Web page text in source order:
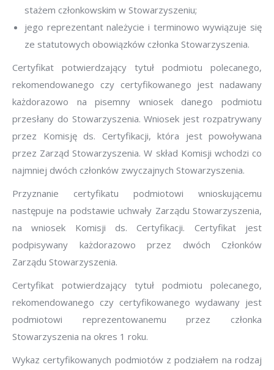
stażem członkowskim w Stowarzyszeniu;
jego reprezentant należycie i terminowo wywiązuje się
ze statutowych obowiązków członka Stowarzyszenia.
Certyfikat potwierdzający tytuł podmiotu polecanego,
rekomendowanego czy certyfikowanego jest nadawany
każdorazowo na pisemny wniosek danego podmiotu
przesłany do Stowarzyszenia. Wniosek jest rozpatrywany
przez Komisję ds. Certyfikacji, która jest powoływana
przez Zarząd Stowarzyszenia. W skład Komisji wchodzi co
najmniej dwóch członków zwyczajnych Stowarzyszenia.
Przyznanie certyfikatu podmiotowi wnioskującemu
następuje na podstawie uchwały Zarządu Stowarzyszenia,
na wniosek Komisji ds. Certyfikacji. Certyfikat jest
podpisywany każdorazowo przez dwóch Członków
Zarządu Stowarzyszenia.
Certyfikat potwierdzający tytuł podmiotu polecanego,
rekomendowanego czy certyfikowanego wydawany jest
podmiotowi reprezentowanemu przez członka
Stowarzyszenia na okres 1 roku.
Wykaz certyfikowanych podmiotów z podziałem na rodzaj